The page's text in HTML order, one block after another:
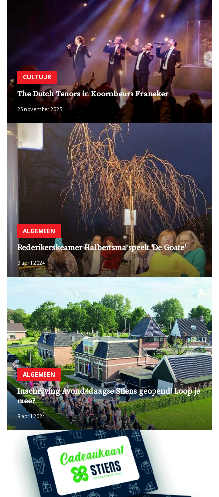
CULTUUR
The Dutch Tenors in Koornbeurs Franeker
25 november 2025
ALGEMEEN
Rederikerskeamer Halbertsma speelt 'De Goate'
9 april 2024
ALGEMEEN
Inschrijving Avond4daagse Stiens geopend! Loop je
mee?
8 april 2024